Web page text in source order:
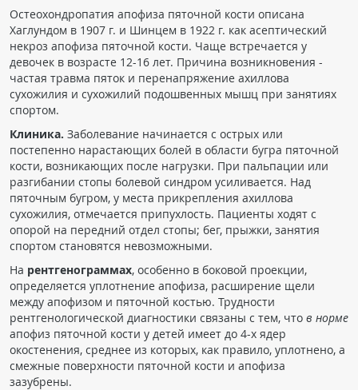
Интерактивные задания
Презентации
Публикации
Видео
Журнал "Лучевая диагностика и терапия"
КНИЖНЫЙ МАГАЗИН
ПАЦИЕНТАМ
Где пройти обследование
Компьютерная томография (КТ)
Магнитно-резонансная томография (МРТ)
Остеохондропатия апофиза пяточной кости описана
Хаглундом в 1907 г. и Шинцем в 1922 г. как асептический
некроз апофиза пяточной кости. Чаще встречается у
девочек в возрасте 12-16 лет. Причина возникновения -
частая травма пяток и перенапряжение ахиллова
сухожилия и сухожилий подошвенных мышц при занятиях
спортом.
Клиника. Заболевание начинается с острых или
постепенно нарастающих болей в области бугра пяточной
кости, возникающих после нагрузки. При пальпации или
разгибании стопы болевой синдром усиливается. Над
пяточным бугром, у места прикрепления ахиллова
сухожилия, отмечается припухлость. Пациенты ходят с
опорой на передний отдел стопы; бег, прыжки, занятия
спортом становятся невозможными.
На рентгенограммах, особенно в боковой проекции,
определяется уплотнение апофиза, расширение щели
между апофизом и пяточной костью. Трудности
рентгенологической диагностики связаны с тем, что в норме
апофиз пяточной кости у детей имеет до 4-х ядер
окостенения, среднее из которых, как правило, уплотнено, а
смежные поверхности пяточной кости и апофиза
зазубрены.